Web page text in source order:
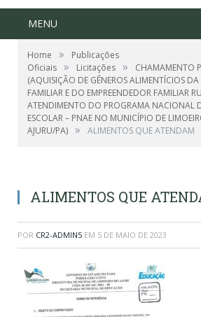
MENU
Home »
Publicações
Oficiais » Licitações »
CHAMAMENTO
(AQUISIÇÃO DE GÊNEROS ALIMENTÍCIOS
FAMILIAR E DO EMPREENDEDOR FAMILIAR
ATENDIMENTO DO PROGRAMA NACIONAL
ESCOLAR – PNAE NO MUNICÍPIO DE
AJURU/PA) » ALIMENTOS QUE ATENDAM
ALIMENTOS QUE
POR CR2-ADMIN5 EM 5 DE MAIO DE 2023